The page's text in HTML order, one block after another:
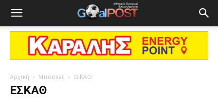
Αρχική Μπάσκετ ΕΣΚΑΘ
ΕΣΚΑΘ